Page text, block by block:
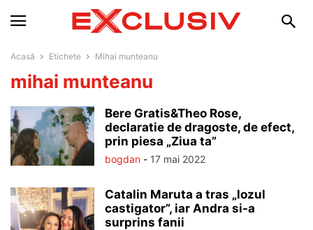
Acasă Etichete Mihai munteanu
mihai munteanu
Bere Gratis&Theo Rose,
declaratie de dragoste, de efect,
prin piesa „Ziua ta”
bogdan - 17 mai 2022
Catalin Maruta a tras „lozul
castigator”, iar Andra si-a
surprins fanii